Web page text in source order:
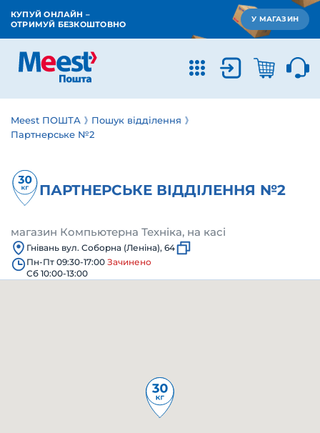
КУПУЙ ОНЛАЙН –
ОТРИМУЙ БЕЗКОШТОВНО
У МАГАЗИН
Meest ПОШТА
Пошук відділення
Партнерське №2
ПАРТНЕРСЬКЕ ВІДДІЛЕННЯ №2
магазин Компьютерна Техніка, на касі
Гнівань вул. Соборна (Леніна), 64
Пн-Пт 09:30-17:00 Зачинено
Сб 10:00-13:00